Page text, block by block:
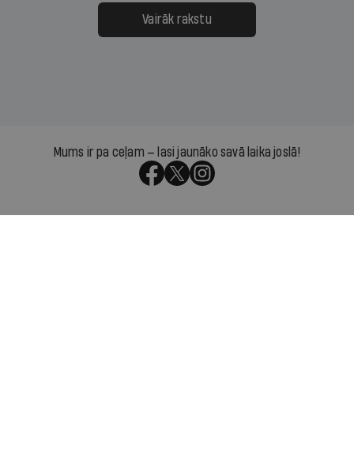
Vairāk rakstu
Mums ir pa ceļam — lasi jaunāko savā laika joslā!